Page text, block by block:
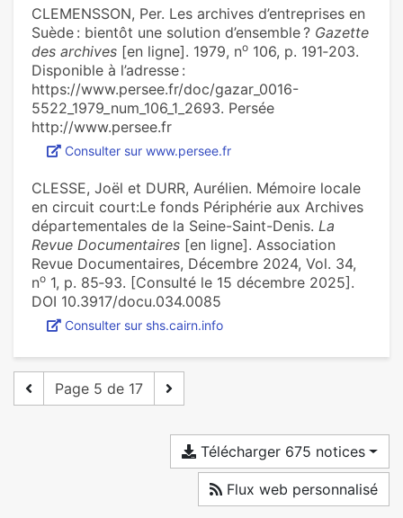
CLEMENSSON, Per. Les archives d’entreprises en
Suède : bientôt une solution d’ensemble ? Gazette
des archives [en ligne]. 1979, no 106, p. 191‑203.
Disponible à l’adresse :
https://www.persee.fr/doc/gazar_0016-
5522_1979_num_106_1_2693. Persée
http://www.persee.fr
Consulter sur www.persee.fr
CLESSE, Joël et DURR, Aurélien. Mémoire locale
en circuit court:Le fonds Périphérie aux Archives
départementales de la Seine-Saint-Denis. La
Revue Documentaires [en ligne]. Association
Revue Documentaires, Décembre 2024, Vol. 34,
no 1, p. 85‑93. [Consulté le 15 décembre 2025].
DOI 10.3917/docu.034.0085
Consulter sur shs.cairn.info
Page 5 de 17
Télécharger 675 notices
Flux web personnalisé